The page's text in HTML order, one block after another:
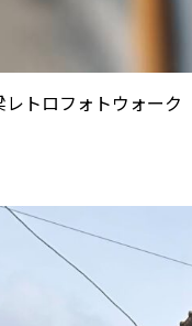
レトロフォトウォーク